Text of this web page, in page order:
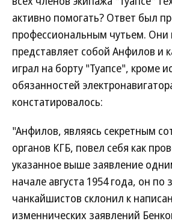
активно помогать? Ответ был
профессиональным чутьем. Они
представляет собой Анфилов и
играл на борту "Туапсе", кроме
обязанностей
констатировалось:
"Анфилов, являясь секретным
органов КГБ, повел себя как
указанное выше заявление
начале августа 1954 года, он по
чанкайшистов склонил к
изменнических заявлений